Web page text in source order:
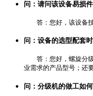
问：请问该设备易损
答：您好，该设备
问：设备的选型配套
答：您好，螺旋分
业需求的产品型号；还
问：分级机的做工如何